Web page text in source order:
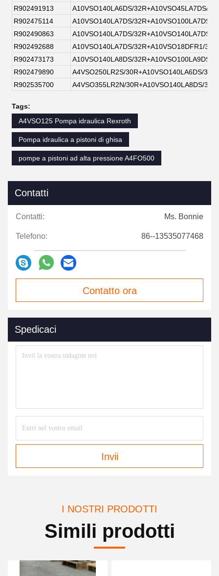
R902491913
A10VSO140LA6DS/32R+A10VSO45LA7DS/
R902475114
A10VSO140LA7DS/32R+A10VSO100LA7DS/
R902490863
A10VSO140LA7DS/32R+A10VSO140LA7DS/
R902492688
A10VSO140LA7DS/32R+A10VSO18DFR1/31R
R902473173
A10VSO140LA8DS/32R+A10VSO100LA9DS/
R902479890
A4VSO250LR2S/30R+A10VSO140LA6DS/32R
R902535700
A4VSO355LR2N/30R+A10VSO140LA8DS/32R
Tags:
A4VSO125 Pompa idraulica Rexroth
Pompa idraulica a pistoni di ghisa
pompe a pistoni ad alta pressione A4FO500
Contatti
Contatti: Ms. Bonnie
Telefono: 86--13535077468
Contatto ora
Spedicaci
Invii
I NOSTRI PRODOTTI
Simili prodotti